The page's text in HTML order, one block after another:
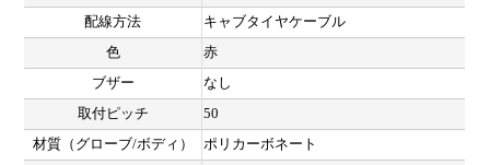
配線方法
キャブタイヤケーブル
色
赤
ブザー
なし
取付ピッチ
50
材質（グローブ/ボディ）
ポリカーボネート